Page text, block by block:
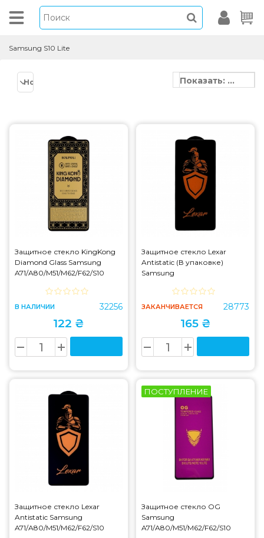
Samsung S10 Lite
Новинки Показать: 20
Защитное стекло KingKong
Diamond Glass Samsung
A71/A80/M51/M62/F62/S10
В НАЛИЧИИ 32256
122 ₴
Защитное стекло Lexar
Antistatic (В упаковке)
Samsung
Lite/Note10 Lite
ЗАКАНЧИВАЕТСЯ 28773
165 ₴
Защитное стекло Lexar
Antistatic Samsung
A71/A80/M51/M62/F62/S10
ПОСТУПЛЕНИЕ
Защитное стекло OG
Samsung
A71/A80/M51/M62/F62/S10